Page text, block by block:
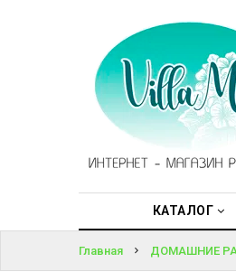
КАТАЛОГ
ВОЙТИ
ПАРОЛЬ?
Главная ДОМАШНИЕ